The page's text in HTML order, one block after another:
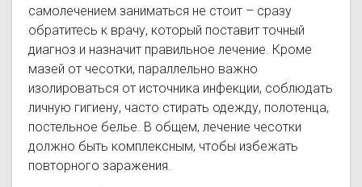
самолечением заниматься не стоит – сразу
обратитесь к врачу, который поставит точный
диагноз и назначит правильное лечение. Кроме
мазей от чесотки, параллельно важно
изолироваться от источника инфекции, соблюдать
личную гигиену, часто стирать одежду, полотенца,
постельное белье. В общем, лечение чесотки
должно быть комплексным, чтобы избежать
повторного заражения.